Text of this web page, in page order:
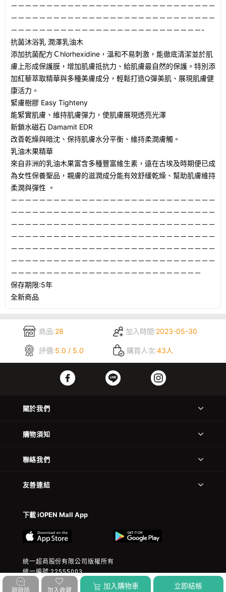
敲敲話 加入收藏
加入購物車 立即結帳
－－－－－－－－－－－－－－－－－－－－－－－－－－－－－
－－－－－－－－－－－－－－－－－－－－－－－－－－－－－
－－－－－－－－－－－－－－－－－－－－－－－－－－－-
抗菌沐浴乳 潤澤乳油木
添加抗菌配方Ｃhlorhexidine，溫和不易刺激，能徹底清潔並於肌
膚上形成保護膜，增加肌膚抵抗力、給肌膚最自然的保護。特別添
加紅藜萃取精華與多種美膚成分，輕鬆打造Q彈美肌、展現肌膚健
康活力。
緊膚樹膠 Easy Tighteny
能緊實肌膚、維持肌膚彈力，使肌膚展現透亮光澤
新鎖水磁石 Damamit EDR
改善乾燥與暗沈、保持肌膚水分平衡、維持柔潤膚觸。
乳油木果精華
來自非洲的乳油木果富含多種豐富維生素，遠在古埃及時期便已成
為女性保養聖品，親膚的滋潤成分能有效舒緩乾燥、幫助肌膚維持
柔潤與彈性 。
－－－－－－－－－－－－－－－－－－－－－－－－－－－－－
－－－－－－－－－－－－－－－－－－－－－－－－－－－－－
－－－－－－－－－－－－－－－－－－－－－－－－－－－－－
－－－－－－－－－－－－－－－－－－－－－－－－－－－－－
－－－－－－－－－－－－－－－－－－－－－－－－－－－－－
－－－－－－－－－－－－－－－－－－－－－－－－－－－－－
－－－－－－－－－－－－－－－－－－－－－－－－－－－
保存期限:5年
全新商品
商品:28 加入時間:2023-05-30
評價:5.0 / 5.0 購買人次:43人
關於我們
購物須知
聯絡我們
友善連結
下載 iOPEN Mall App
統一超商股份有限公司版權所有
統一編號:22555003
© 2023 President Chain Store Corp. All rights reserved.